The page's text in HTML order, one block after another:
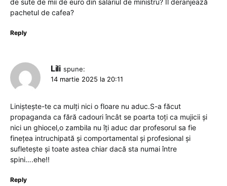
pachetul de cafea?
Reply
Lili spune:
14 martie 2025 la 20:11
Liniștește-te ca mulți nici o floare nu aduc.S-a făcut
propaganda ca fără cadouri încât se poarta toți ca mujicii și
nici un ghiocel,o zambila nu îți aduc dar profesorul sa fie
finețea intruchipată și comportamental și profesional și
sufletește și toate astea chiar dacă sta numai între
spini….ehe!!
Reply